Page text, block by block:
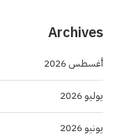
Archives
أغسطس 2026
يوليو 2026
يونيو 2026